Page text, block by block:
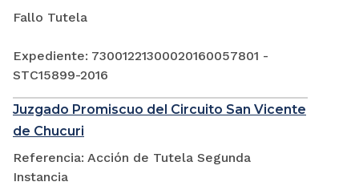
Fallo Tutela
Expediente: 73001221300020160057801 -
STC15899-2016
Juzgado Promiscuo del Circuito San Vicente
de Chucuri
Referencia: Acción de Tutela Segunda
Instancia